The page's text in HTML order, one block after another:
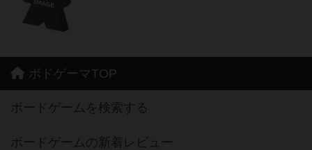
ボドゲーマTOP
ボードゲームを検索する
ボードゲームの新着レビュー